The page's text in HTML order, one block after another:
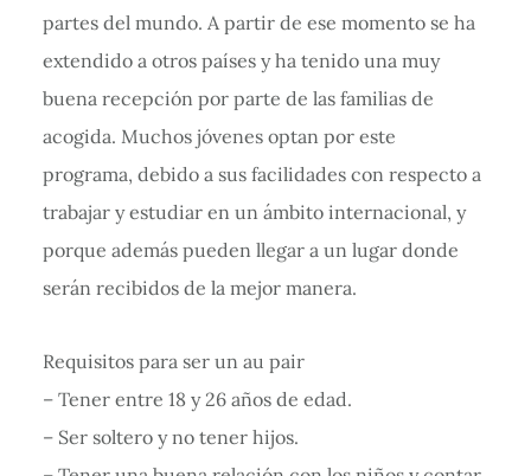
partes del mundo. A partir de ese momento se ha
extendido a otros países y ha tenido una muy
buena recepción por parte de las familias de
acogida. Muchos jóvenes optan por este
programa, debido a sus facilidades con respecto a
trabajar y estudiar en un ámbito internacional, y
porque además pueden llegar a un lugar donde
serán recibidos de la mejor manera.
Requisitos para ser un au pair
– Tener entre 18 y 26 años de edad.
– Ser soltero y no tener hijos.